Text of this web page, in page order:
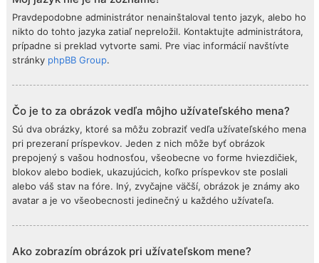
Pravdepodobne administrátor nenainštaloval tento jazyk, alebo ho
nikto do tohto jazyka zatiaľ nepreložil. Kontaktujte administrátora,
prípadne si preklad vytvorte sami. Pre viac informácií navštívte
stránky phpBB Group.
Čo je to za obrázok vedľa môjho užívateľského mena?
Sú dva obrázky, ktoré sa môžu zobraziť vedľa užívateľského mena
pri prezeraní príspevkov. Jeden z nich môže byť obrázok
prepojený s vašou hodnosťou, všeobecne vo forme hviezdičiek,
blokov alebo bodiek, ukazujúcich, koľko príspevkov ste poslali
alebo váš stav na fóre. Iný, zvyčajne väčší, obrázok je známy ako
avatar a je vo všeobecnosti jedinečný u každého užívateľa.
Ako zobrazím obrázok pri užívateľskom mene?